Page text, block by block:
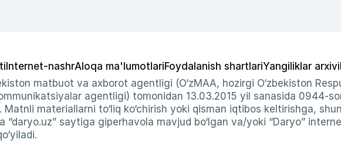
Internet-nashrAloqa ma'lumotlariFoydalanish shartlariYangiliklar arxivi
matbuot va axborot agentligi (O‘zMAA, hozirgi O‘zbekiston
agentligi) tomonidan 13.03.2015 yil sanasida 0944-
materiallarni to‘liq ko‘chirish yoki qisman iqtibos keltirishga,
saytiga giperhavola mavjud bo‘lgan va/yoki “Daryo”